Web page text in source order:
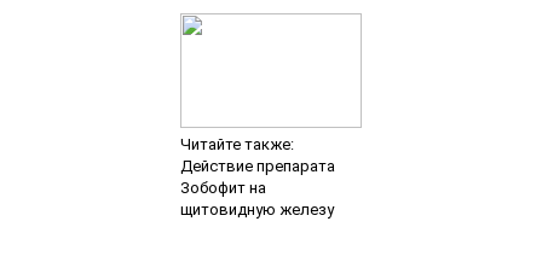
Читайте также:
Действие препарата
Зобофит на
щитовидную железу